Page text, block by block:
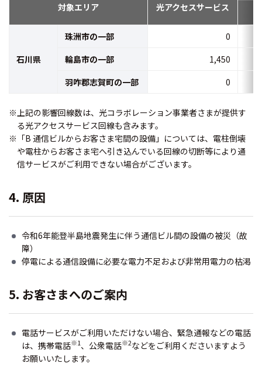
対象エリア 光アクセスサービス
石川県
珠洲市の一部
0
輪島市の一部
1,450
羽咋郡志賀町の一部
0
※上記の影響回線数は、光コラボレーション事業者さまが提供す
る光アクセスサービス回線も含みます。
※「B 通信ビルからお客さま宅間の設備」については、電柱倒壊
や電柱からお客さま宅へ引き込んでいる回線の切断等により通
信サービスがご利用できない場合がございます。
4. 原因
令和6年能登半島地震発生に伴う通信ビル間の設備の被災（故
障）
停電による通信設備に必要な電力不足および非常用電力の枯渇
5. お客さまへのご案内
電話サービスがご利用いただけない場合、緊急通報などの電話
は、携帯電話※1、公衆電話※2などをご利用くださいますよう
お願いいたします。